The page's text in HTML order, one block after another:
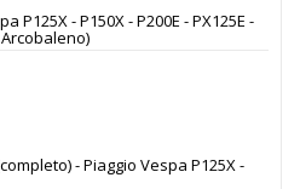
P125X - P150X - P200E - PX125E -
Arcobaleno)
- Piaggio Vespa P125X -